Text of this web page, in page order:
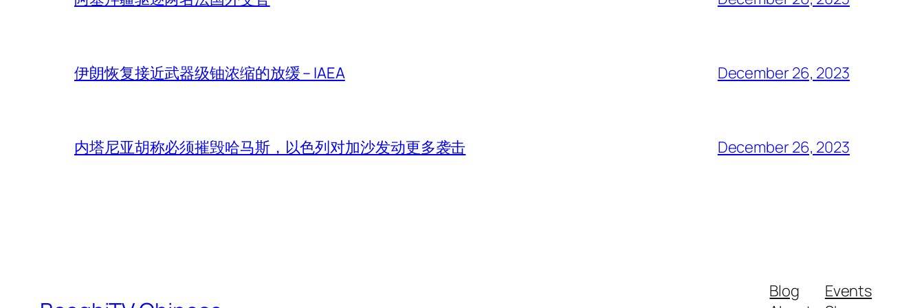
伊朗恢复接近武器级铀浓缩的放缓 – IAEA December 26, 2023
内塔尼亚胡称必须摧毁哈马斯，以色列对加沙发动更多袭击 December 26, 2023
Blog
Events